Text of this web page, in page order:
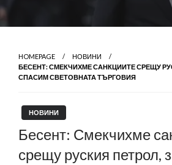
HOMEPAGE
НОВИНИ
БЕСЕНТ: СМЕКЧИХМЕ САНКЦИИТЕ СРЕЩУ
СПАСИМ СВЕТОВНАТА ТЪРГОВИЯ
НОВИНИ
Бесент: Смекчихме
срещу руския петрол,